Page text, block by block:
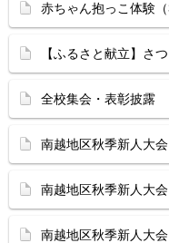
赤ちゃん抱っこ体験（
【ふるさと献立】さ
全校集会・表彰披露
南越地区秋季新人
南越地区秋季新人
南越地区秋季新人